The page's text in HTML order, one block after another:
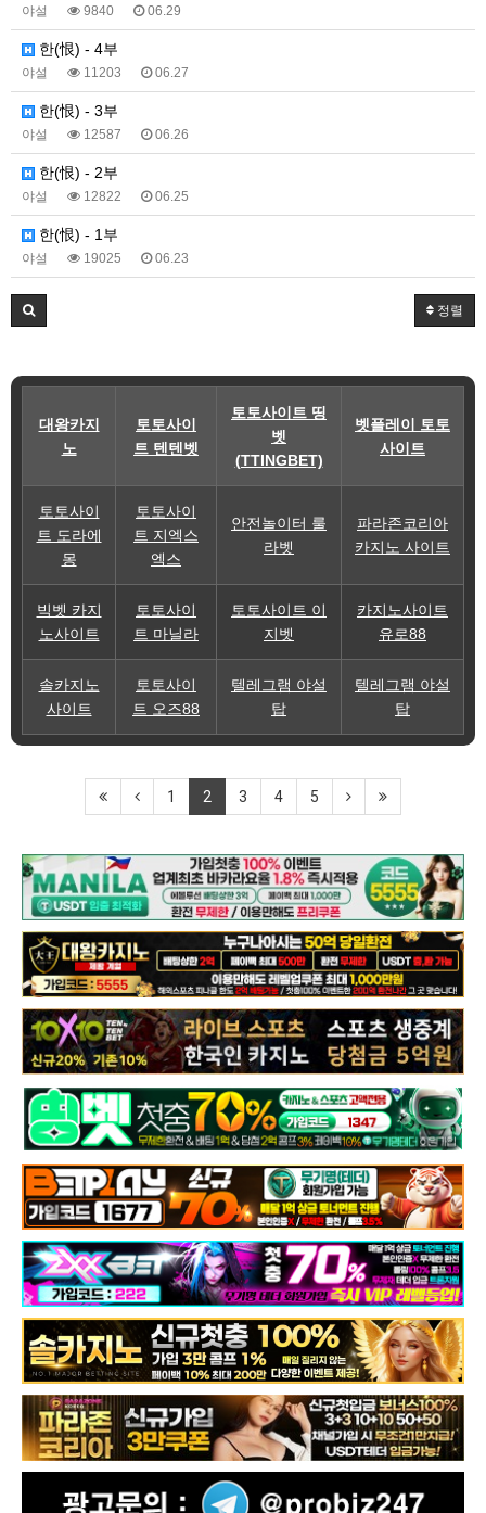
야설 9840 06.29
한(恨) - 4부
야설 11203 06.27
한(恨) - 3부
야설 12587 06.26
한(恨) - 2부
야설 12822 06.25
한(恨) - 1부
야설 19025 06.23
정렬
대왕카지
노
토토사이
트 텐텐벳
토토사이트 띵
벳
(TTINGBET)
벳플레이 토토
사이트
토토사이
트 도라에
몽
토토사이
트 지엑스
엑스
안전놀이터 룰
라벳
파라존코리아
카지노 사이트
빅벳 카지
노사이트
토토사이
트 마닐라
토토사이트 이
지벳
카지노사이트
유로88
솔카지노
사이트
토토사이
트 오즈88
텔레그램 야설
탑
텔레그램 야설
탑
1 2 3 4 5